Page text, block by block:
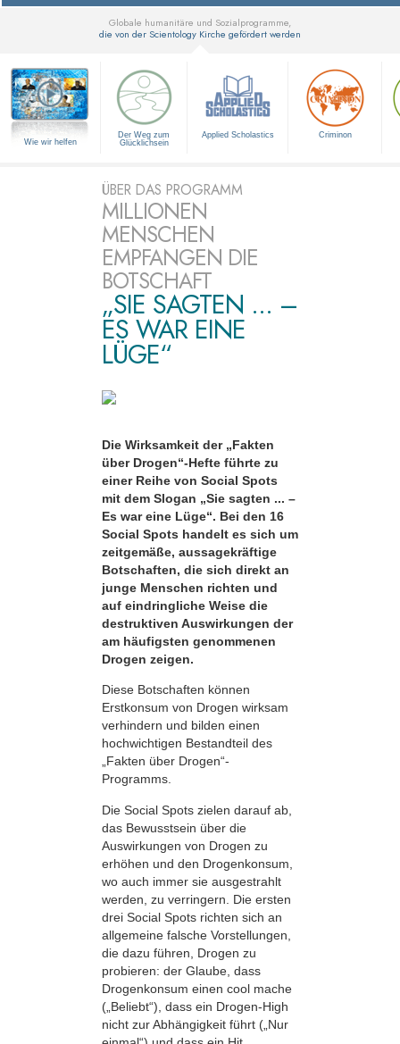
Globale humanitäre und Sozialprogramme,
die von der Scientology Kirche gefördert werden
Wie wir helfen
Der Weg zum
Glücklichsein
Applied Scholastics Criminon
ÜBER DAS PROGRAMM
MILLIONEN
MENSCHEN
EMPFANGEN DIE
BOTSCHAFT
„SIE SAGTEN ... –
ES WAR EINE
LÜGE“
Die Wirksamkeit der „Fakten
über Drogen“-Hefte führte zu
einer Reihe von Social Spots
mit dem Slogan „Sie sagten ... –
Es war eine Lüge“. Bei den 16
Social Spots handelt es sich um
zeitgemäße, aussagekräftige
Botschaften, die sich direkt an
junge Menschen richten und
auf eindringliche Weise die
destruktiven Auswirkungen der
am häufigsten genommenen
Drogen zeigen.
Diese Botschaften können
Erstkonsum von Drogen wirksam
verhindern und bilden einen
hochwichtigen Bestandteil des
„Fakten über Drogen“-
Programms.
Die Social Spots zielen darauf ab,
das Bewusstsein über die
Auswirkungen von Drogen zu
erhöhen und den Drogenkonsum,
wo auch immer sie ausgestrahlt
werden, zu verringern. Die ersten
drei Social Spots richten sich an
allgemeine falsche Vorstellungen,
die dazu führen, Drogen zu
probieren: der Glaube, dass
Drogenkonsum einen cool mache
(„Beliebt“), dass ein Drogen-High
nicht zur Abhängigkeit führt („Nur